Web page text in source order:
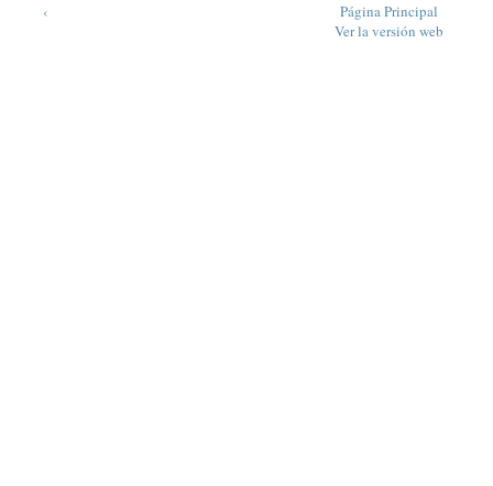
‹
Página Principal
Ver la versión web